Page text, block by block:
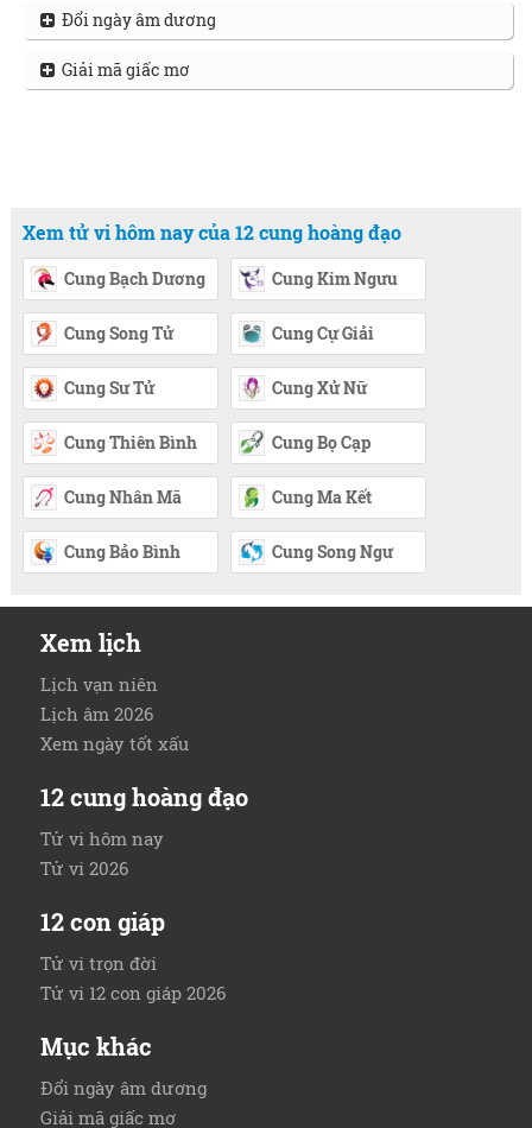
Đổi ngày âm dương
Giải mã giấc mơ
Xem tử vi hôm nay của 12 cung hoàng đạo
Cung Bạch Dương Cung Kim Ngưu
Cung Song Tử Cung Cự Giải
Cung Sư Tử Cung Xử Nữ
Cung Thiên Bình Cung Bọ Cạp
Cung Nhân Mã Cung Ma Kết
Cung Bảo Bình Cung Song Ngư
Xem lịch
Lịch vạn niên
Lịch âm 2026
Xem ngày tốt xấu
12 cung hoàng đạo
Tử vi hôm nay
Tử vi 2026
12 con giáp
Tử vi trọn đời
Tử vi 12 con giáp 2026
Mục khác
Đổi ngày âm dương
Giải mã giấc mơ